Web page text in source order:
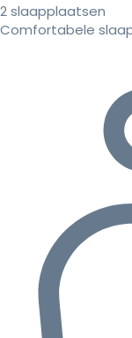
2 slaapplaatsen
Comfortabele